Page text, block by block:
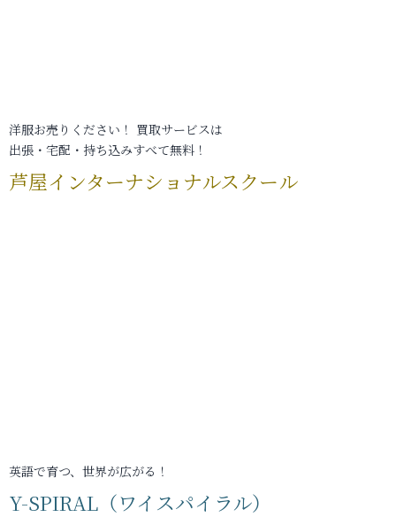
洋服お売りください！ 買取サービスは
出張・宅配・持ち込みすべて無料！
芦屋インターナショナルスクール
英語で育つ、世界が広がる！
Y-SPIRAL（ワイスパイラル）